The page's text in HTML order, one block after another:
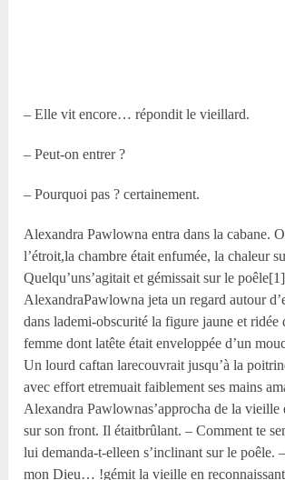
– Elle vit encore… répondit le vieillard.
– Peut-on entrer ?
– Pourquoi pas ? certainement.
Alexandra Pawlowna entra dans la cabane.
l’étroit,la chambre était enfumée, la chaleur
Quelqu’uns’agitait et gémissait sur le
AlexandraPawlowna jeta un regard autour
dans lademi-obscurité la figure jaune et ridée
femme dont latête était enveloppée d’un
Un lourd caftan larecouvrait jusqu’à la
avec effort etremuait faiblement ses mains
Alexandra Pawlownas’approcha de la vieille
sur son front. Il étaitbrûlant. – Comment te
lui demanda-t-elleen s’inclinant sur le
mon Dieu… !gémit la vieille en